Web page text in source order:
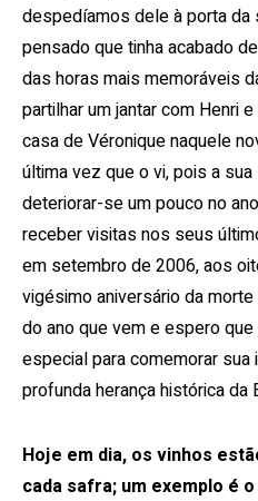
despedíamos dele à porta
pensado que tinha acabado
das horas mais memoráveis
partilhar um jantar com Henri
casa de Véronique naquele
última vez que o vi, pois a
deteriorar-se um pouco no
receber visitas nos seus
em setembro de 2006, aos
vigésimo aniversário da
do ano que vem e espero
especial para comemorar
profunda herança histórica da
Hoje em dia, os vinhos
cada safra; um exemplo é